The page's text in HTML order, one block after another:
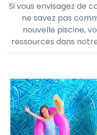
Si vous envisagez de
ne savez pas
nouvelle piscine,
ressources dans